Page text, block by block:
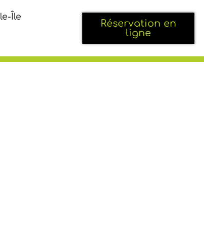
Île
Réservation en
ligne